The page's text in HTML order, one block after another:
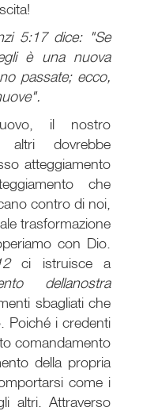
5:17 dice: "Se
è una nuova
passate; ecco,
il nostro
altri dovrebbe
atteggiamento
che
contro di noi,
trasformazione
con Dio.
ci istruisce a
dellanostra
sbagliati che
Poiché i credenti
comandamento
della propria
come i
altri. Attraverso